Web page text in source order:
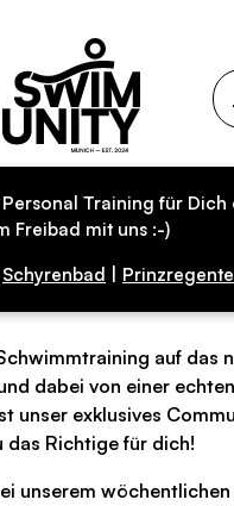
Training für Dich
Freibad mit uns :-)
SchyrenbadSpecial
auf das
dabei von einer
unser exklusives
das Richtige für dich!
unserem wöchentlichen